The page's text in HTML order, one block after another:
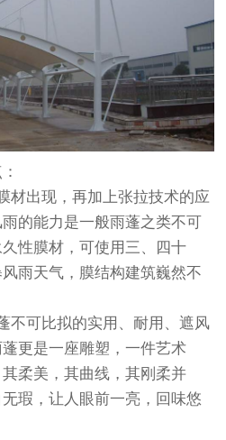
材出现，再加上张拉技术的应
的能力是一般雨蓬之类不可
性膜材，可使用三、四十
雨天气，膜结构建筑巍然不
不可比拟的实用、耐用、遮风
更是一座雕塑，一件艺术
柔美，其曲线，其刚柔并
瑕，让人眼前一亮，回味悠